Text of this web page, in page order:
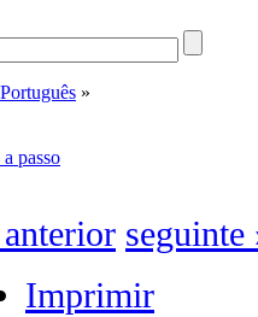
»
passo
seguinte
Imprimir